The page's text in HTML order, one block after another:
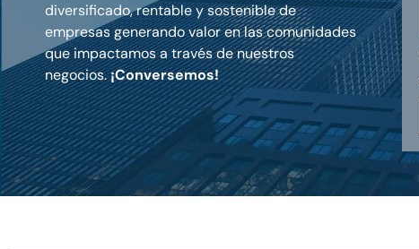
diversificado, rentable y sostenible de
empresas generando valor en las comunidades
que impactamos a través de nuestros
negocios.¡Conversemos!